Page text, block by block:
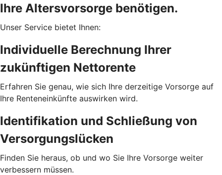
Ihre Altersvorsorge benötigen.
Unser Service bietet Ihnen:
Individuelle Berechnung Ihrer
zukünftigen Nettorente
Erfahren Sie genau, wie sich Ihre derzeitige Vorsorge auf
Ihre Renteneinkünfte auswirken wird.
Identifikation und Schließung von
Versorgungslücken
Finden Sie heraus, ob und wo Sie Ihre Vorsorge weiter
verbessern müssen.